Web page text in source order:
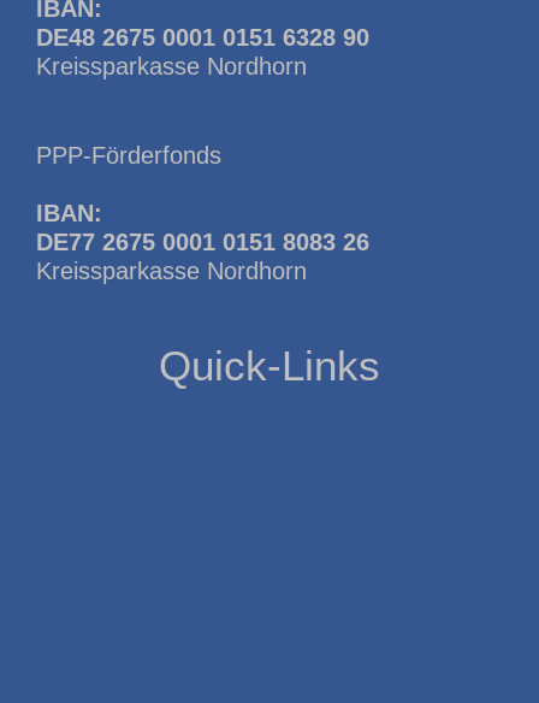
IBAN:
DE48 2675 0001 0151 6328 90
Kreissparkasse Nordhorn
PPP-Förderfonds
IBAN:
DE77 2675 0001 0151 8083 26
Kreissparkasse Nordhorn
Quick-Links